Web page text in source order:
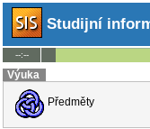
Studijní
--:--
Výuka
Předměty